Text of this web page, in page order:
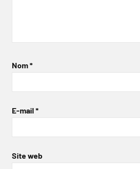
Nom*
E-mail *
Site web